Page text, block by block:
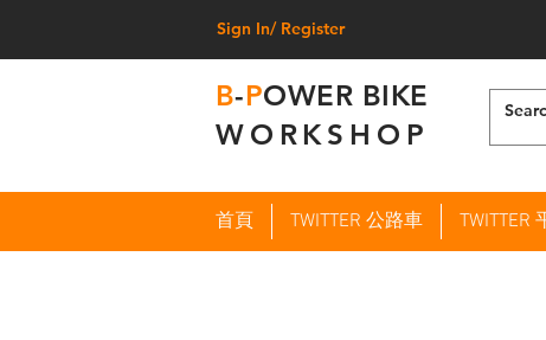
Sign In/ Register
B-POWER BIKE
WORKSHOP
首頁 TWITTER 公路車 TWITTER